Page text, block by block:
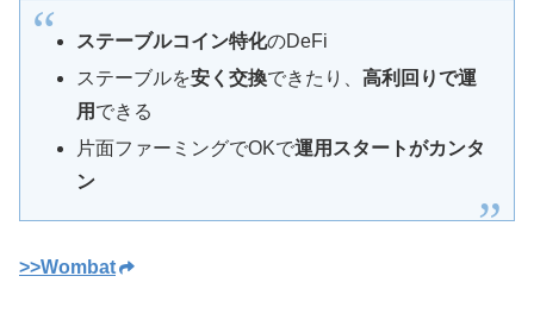
ステーブルコイン特化のDeFi
ステーブルを安く交換できたり、 高利回りで運
用 できる
片面ファーミングでOKで運用スタートがカンタ
ン
>>Wombat